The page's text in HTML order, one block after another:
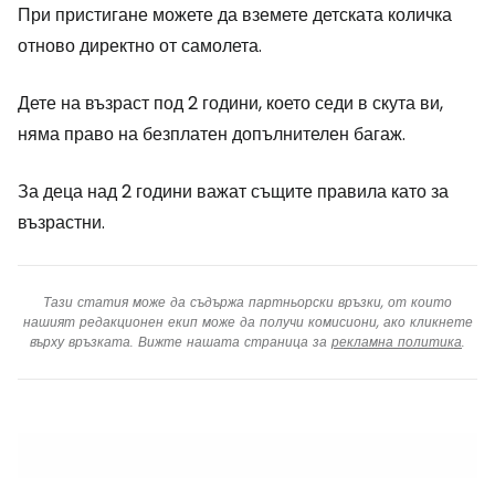
При пристигане можете да вземете детската количка
отново директно от самолета.
Дете на възраст под 2 години, което седи в скута ви,
няма право на безплатен допълнителен багаж.
За деца над 2 години важат същите правила като за
възрастни.
Тази статия може да съдържа партньорски връзки, от които
нашият редакционен екип може да получи комисиони, ако кликнете
върху връзката. Вижте нашата страница за рекламна политика.